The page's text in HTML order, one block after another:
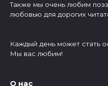
Также мы очень любим
любовью для дорогих
Каждый день может стать
Мы вас любим!
О нас